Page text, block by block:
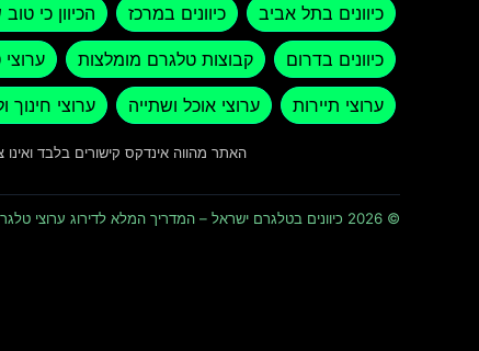
כיוונים בתל אביב
כיוונים במרכז הכיוון כי
כיוונים בדרום קבוצות טלגרם מומלצות
ערוצי תיירות ערוצי אוכל ושתייה ערוצי חינוך
האתר מהווה אינדקס קישורים בלבד
© 2026 כיוונים בטלגרם ישראל – המדריך המלא לדירוג ערוצי טלגרם וכיוונים · כל הזכויות שמורות ומוגנות